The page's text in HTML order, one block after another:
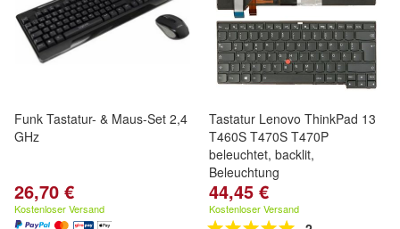
Funk Tastatur- & Maus-Set 2,4
GHz
26,70 €
Kostenloser Versand
Tastatur Lenovo ThinkPad 13
T460S T470S T470P
beleuchtet, backlit,
Beleuchtung
44,45 €
Kostenloser Versand